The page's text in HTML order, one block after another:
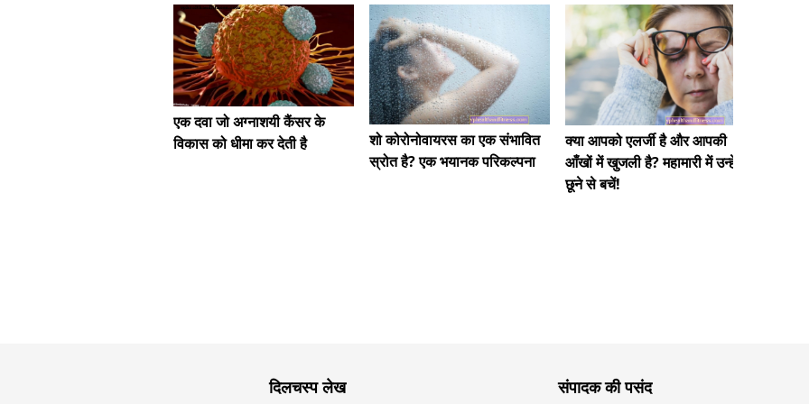
एक दवा जो अग्नाशयी कैंसर के
विकास को धीमा कर देती है
शो कोरोनोवायरस का एक संभावित
स्रोत है? एक भयानक परिकल्पना
क्या आपको एलर्जी है और आपकी
आँखों में खुजली है? महामारी में उन्हें
छूने से बचें!
दिलचस्प लेख संपादक की पसंद